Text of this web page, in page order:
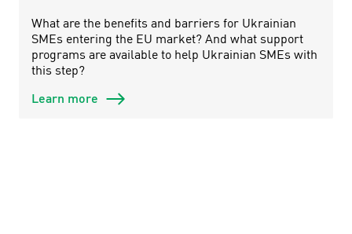
What are the benefits and barriers for Ukrainian
SMEs entering the EU market? And what support
programs are available to help Ukrainian SMEs with
this step?
Learn more